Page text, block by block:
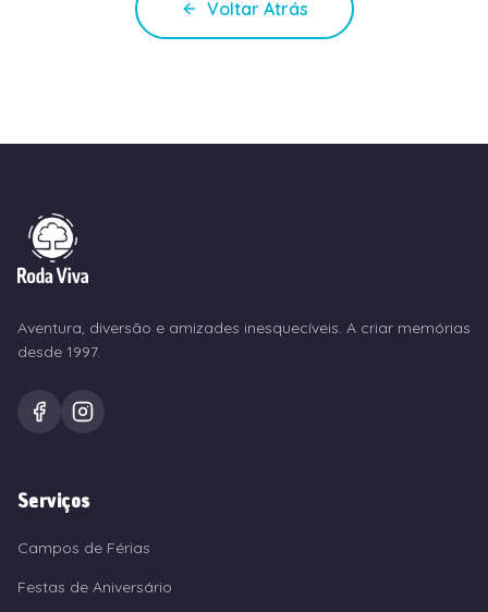
Voltar Atrás
Aventura, diversão e amizades inesquecíveis. A criar memórias
desde 1997.
Serviços
Campos de Férias
Festas de Aniversário